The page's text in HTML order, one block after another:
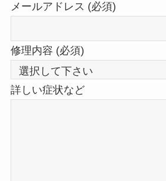
メールアドレス (必須)
修理内容 (必須)
詳しい症状など